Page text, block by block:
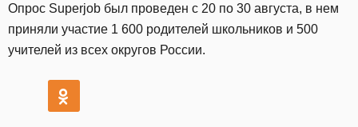
Опрос Superjob был проведен с 20 по 30 августа, в нем
приняли участие 1 600 родителей школьников и 500
учителей из всех округов России.